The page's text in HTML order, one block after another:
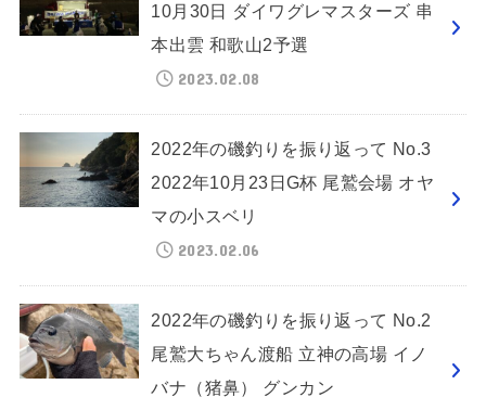
10月30日 ダイワグレマスターズ 串
本出雲 和歌山2予選
2023.02.08
2022年の磯釣りを振り返って No.3
2022年10月23日G杯 尾鷲会場 オヤ
マの小スベリ
2023.02.06
2022年の磯釣りを振り返って No.2
尾鷲大ちゃん渡船 立神の高場 イノ
バナ（猪鼻） グンカン